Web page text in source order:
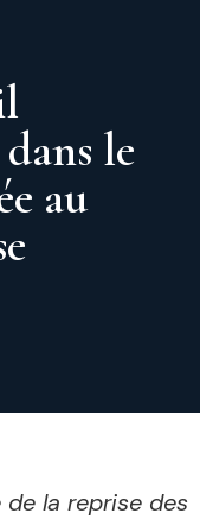
le
au
la reprise des